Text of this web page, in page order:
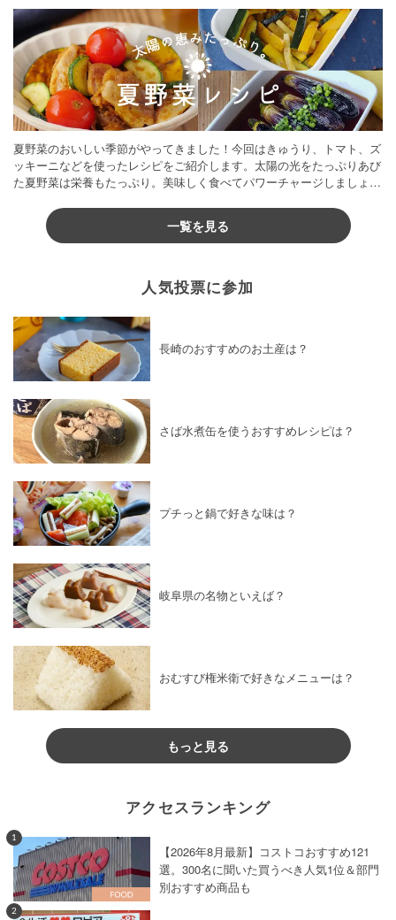
夏野菜のおいしい季節がやってきました！今回はきゅうり、トマト、ズ
ッキーニなどを使ったレシピをご紹介します。太陽の光をたっぷりあび
た夏野菜は栄養もたっぷり。美味しく食べてパワーチャージしましょう
一覧を見る
人気投票に参加
長崎のおすすめのお土産は？
さば水煮缶を使うおすすめレシピは？
プチっと鍋で好きな味は？
岐阜県の名物といえば？
おむすび権米衛で好きなメニューは？
もっと見る
アクセスランキング
1
【2026年8月最新】コストコおすすめ121
選。300名に聞いた買うべき人気1位＆部門
別おすすめ商品も
2